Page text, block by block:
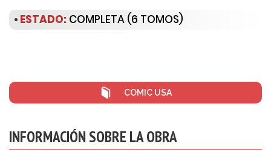
• ESTADO: COMPLETA (6 TOMOS)
COMIC USA
INFORMACIÓN SOBRE LA OBRA